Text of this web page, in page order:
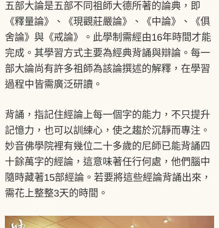
五部大論是五部不同祖師大德所著的論典，即
《釋量論》、《現觀莊嚴論》、《中論》、《俱
舍論》與《戒論》。此學制需經由16年時間才能
完成。其學習方式主要為經典背誦與辯論。每一
部大論尚有許多祖師為該論撰述的解釋，在學習
過程中皆需廣泛研讀。
背誦，指記住經論上每一個字的能力，不只提升
記憶力，也可以訓練心，使之趨於沉靜而專注。
妙音佛學院裡有幾位二十多歲的尼師已能背誦四
十餘萬字的經論，這意味著任行何處，他們腦中
隨時藏著15部經論。若要將這些經論背誦出來，
需花上整整3天的時間。